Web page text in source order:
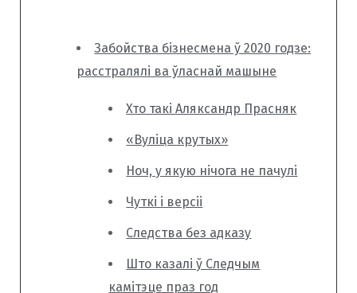
Забойства бізнесмена ў 2020 годзе:
расстралялі ва ўласнай машыне
Хто такі Аляксандр Прасняк
«Вуліца крутых»
Ноч, у якую нічога не пачулі
Чуткі і версіі
Следства без адказу
Што казалі ў Следчым
камітэце праз год